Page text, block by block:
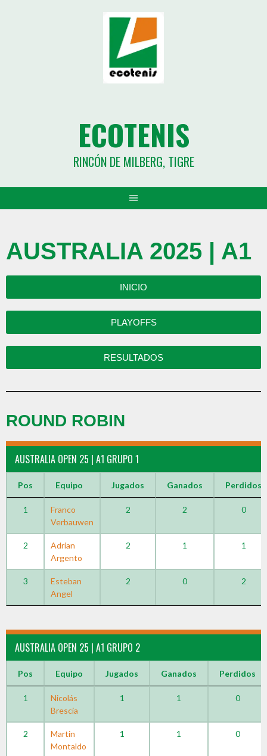
ECOTENIS
RINCÓN DE MILBERG, TIGRE
AUSTRALIA 2025 | A1
INICIO
PLAYOFFS
RESULTADOS
ROUND ROBIN
AUSTRALIA OPEN 25 | A1 GRUPO 1
Pos Equipo Jugados Ganados Perdidos
1
Franco
Verbauwen
2 2 0
2
Adrian
Argento
2 1 1
3
Esteban
Angel
2 0 2
AUSTRALIA OPEN 25 | A1 GRUPO 2
Pos Equipo Jugados Ganados Perdidos
1
Nicolás
Brescia
1 1 0
2
Martin
Montaldo
1 1 0